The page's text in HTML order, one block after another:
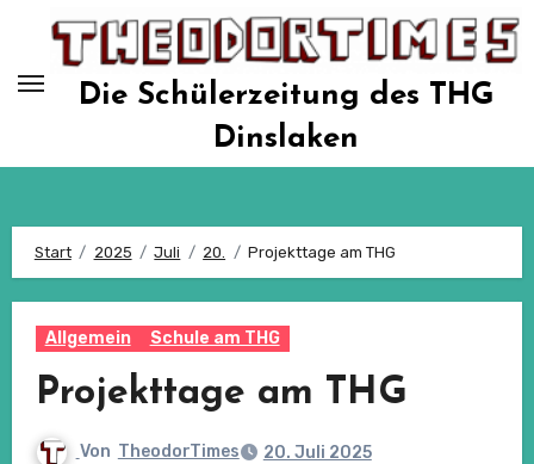
springen
Die Schülerzeitung des THG
Dinslaken
Start 2025 Juli 20. Projekttage am THG
Allgemein Schule am THG
Projekttage am THG
Von TheodorTimes 20. Juli 2025